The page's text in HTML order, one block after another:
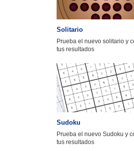
Solitario
Prueba el nuevo solitario y
tus resultados
Sudoku
Prueba el nuevo Sudoku y
tus resultados